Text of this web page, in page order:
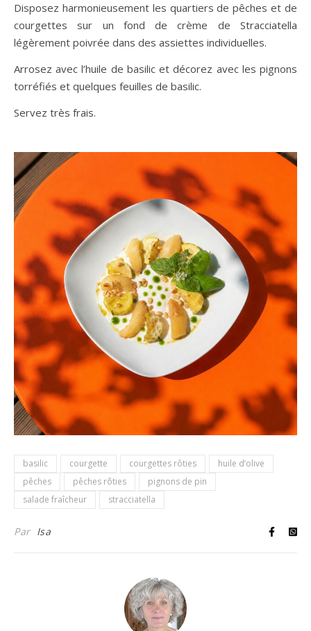
Disposez harmonieusement les quartiers de pêches et de
courgettes sur un fond de crème de Stracciatella
légèrement poivrée dans des assiettes individuelles.
Arrosez avec l’huile de basilic et décorez avec les pignons
torréfiés et quelques feuilles de basilic.
Servez très frais.
basilic courgette courgettes rôties
huile d’olive
pêches
pêches rôties
pignons de pin
salade fraîcheur
stracciatella
Par Isa